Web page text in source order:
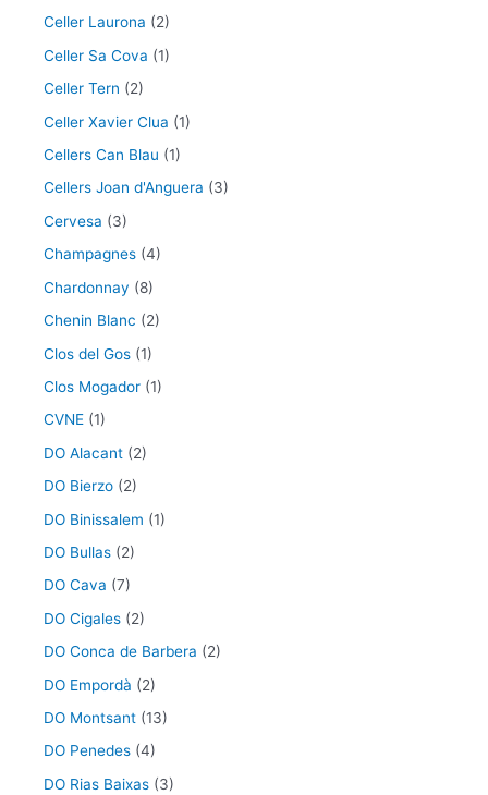
Celler Laurona (2)
Celler Sa Cova (1)
Celler Tern (2)
Celler Xavier Clua (1)
Cellers Can Blau (1)
Cellers Joan d'Anguera (3)
Cervesa (3)
Champagnes (4)
Chardonnay (8)
Chenin Blanc (2)
Clos del Gos (1)
Clos Mogador (1)
CVNE (1)
DO Alacant (2)
DO Bierzo (2)
DO Binissalem (1)
DO Bullas (2)
DO Cava (7)
DO Cigales (2)
DO Conca de Barbera (2)
DO Empordà (2)
DO Montsant (13)
DO Penedes (4)
DO Rias Baixas (3)